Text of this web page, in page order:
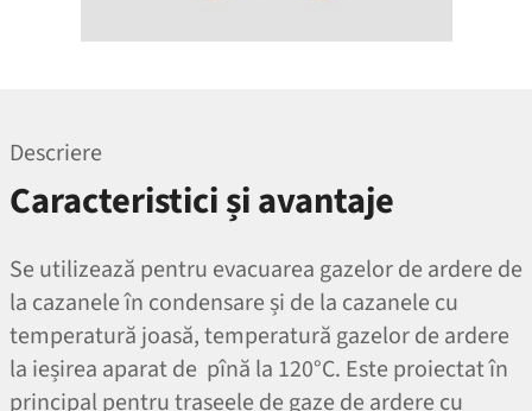
Descriere
Caracteristici și avantaje
Se utilizează pentru evacuarea gazelor de ardere de
la cazanele în condensare și de la cazanele cu
temperatură joasă, temperatură gazelor de ardere
la ieșirea aparat de pînă la 120°C. Este proiectat în
principal pentru traseele de gaze de ardere cu